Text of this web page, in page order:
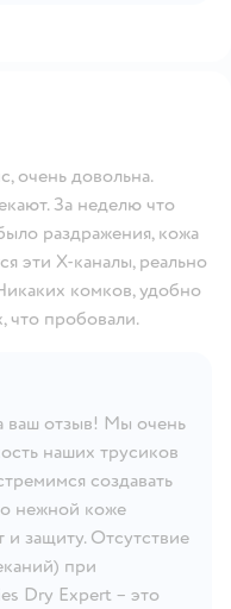
очень довольна.
За неделю что
раздражения, кожа
эти Х-каналы, реально
комков, удобно
что пробовали.
ваш отзыв! Мы очень
наших трусиков
создавать
нежной коже
защиту. Отсутствие
при
Dry Expert – это